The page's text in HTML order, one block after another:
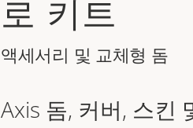
로 키트
액세서리 및 교체형 돔
Axis 돔, 커버, 스킨